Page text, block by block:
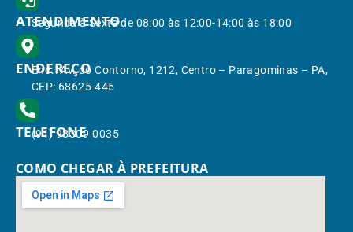
ATENDIMENTO
Segunda à Sexta de 08:00 às 12:00-14:00 às 18:00
ENDEREÇO
End.: Av. do Contorno, 1212, Centro – Paragominas – PA,
CEP: 68625-445
TELEFONE
(91) 98309-0035
COMO CHEGAR À PREFEITURA